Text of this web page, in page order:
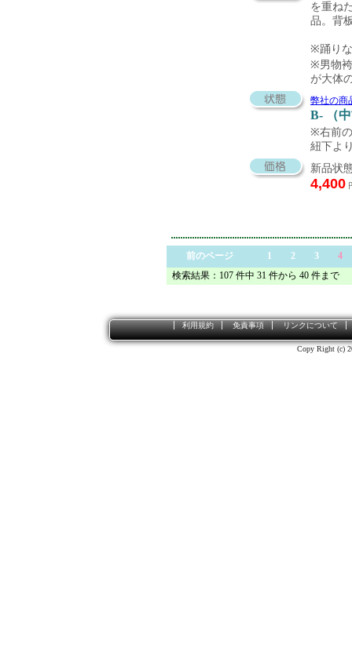
を重ね
品。背
※踊り
※男物
が大体
弊社の商
B- （
※右前
紐下よ
新品状
4,400
前のページ 1 2 3
4
検索結果：107 件中 31 件から 40 件まで
利用規約 免責事項 リンクについて
Copy Right (c)